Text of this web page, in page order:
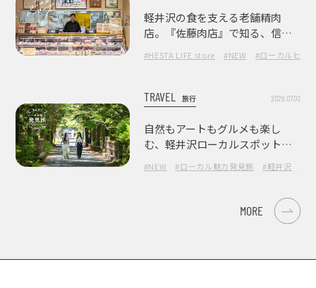
軽井沢の食を支える老舗精肉
店。『佐藤肉店』で知る、信州
#HESTA LIFE store #NEW #ローカルヒー
TRAVEL 旅行 2026.07.03
自然もアートもグルメも楽し
む、軽井沢ローカルスポット巡
#NEW #ローカル魅力発見旅 #軽井沢
MORE